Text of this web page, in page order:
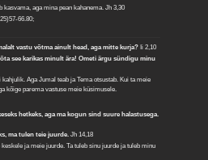
kasvama, aga mina pean kahanema.Jh 3,30
66.80;
vastu võtma ainult head, aga mitte kurja? Ii 2,10
see karikas minult ära! Ometi ärgu sündigu minu
Aga Jumal teab ja Tema otsustab. Kui ta meie
kõige parema vastuse meie küsimusele.
hetkeks, aga ma kogun sind suure halastusega.
ma tulen teie juurde.Jh 14,18
ja meie juurde. Ta tuleb sinu juurde ja tuleb minu